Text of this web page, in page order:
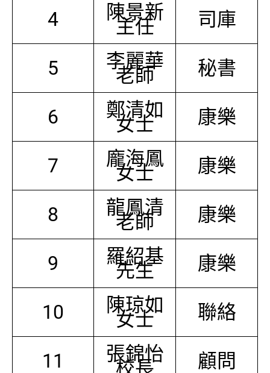
4 陳景新
主任 司庫
5 李麗華
老師 秘書
6 鄭清如
女士 康樂
7 龐海鳳
女士 康樂
8 龍鳳清
老師 康樂
9 羅紹基
先生 康樂
10 陳琼如
女士 聯絡
11 張錦怡 顧問